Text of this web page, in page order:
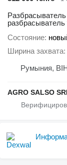
Состояние
Ширина захвата
Румыния,
AGRO SALSO